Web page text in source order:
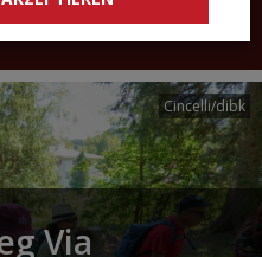
Cincelli/dibk
Via